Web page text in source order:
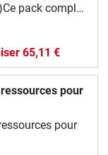
pack complet
cartes de
pour
jeux
jeu de
pour tous les
des modèles à
65,11 €
pour
pour